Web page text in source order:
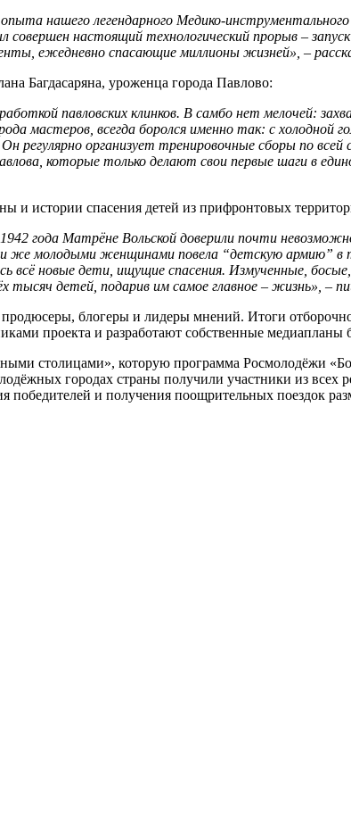
нашего легендарного Медико-инструментального
настоящий технологический прорыв –
ежедневно спасающие миллионы жизней», –
Багдасаряна, уроженца города Павлово:
павловских клинков. В самбо нет мелочей:
мастеров, всегда боролся именно так: с холодной
регулярно организует тренировочные сборы по всей
которые только делают свои первые шаги в
и истории спасения детей из прифронтовых
года Матрёне Вольской доверили почти
же молодыми женщинами повела “детскую армию”
всё новые дети, ищущие спасения. Измученные,
тысяч детей, подарив им самое главное – жизнь», –
блогеры и лидеры мнений. Итоги
проекта и разработают собственные медиапланы
столицами», которую программа Росмолодёжи
городах страны получили участники из всех
победителей и получения поощрительных поездок